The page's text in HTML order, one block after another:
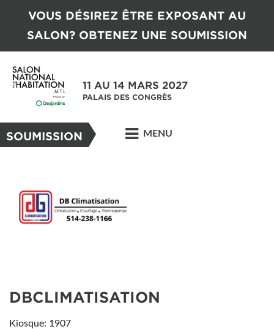
VOUS DÉSIREZ ÊTRE EXPOSANT AU
SALON? OBTENEZ UNE SOUMISSION
11 AU 14 MARS 2027
PALAIS DES CONGRÈS
SOUMISSION MENU
DBCLIMATISATION
Kiosque: 1907